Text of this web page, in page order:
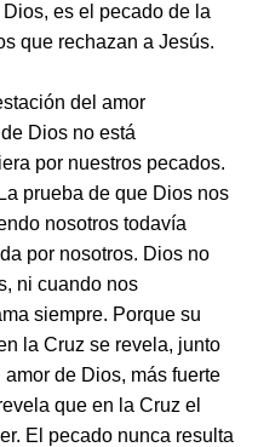
es el pecado de la
que rechazan a Jesús.
del amor
Dios no está
por nuestros pecados.
prueba de que Dios nos
nosotros todavía
por nosotros. Dios no
ni cuando nos
siempre. Porque su
la Cruz se revela, junto
de Dios, más fuerte
que en la Cruz el
El pecado nunca resulta